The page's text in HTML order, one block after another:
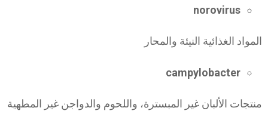
norovirus
المواد الغذائية النيئة والمحار
campylobacter
منتجات الألبان غير المبسترة، واللحوم والدواجن غير المطهية